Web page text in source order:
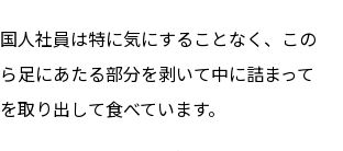
人社員は特に気にすることなく、この
足にあたる部分を剥いて中に詰まって
取り出して食べています。